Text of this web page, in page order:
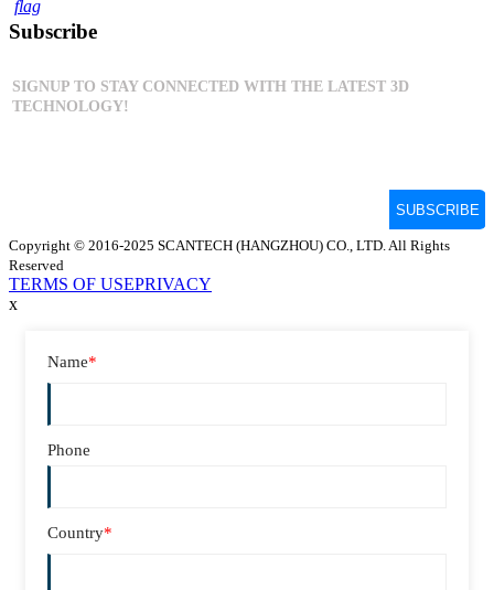
Subscribe
Copyright © 2016-2025 SCANTECH (HANGZHOU) CO., LTD. All Rights
Reserved
TERMS OF USEPRIVACY
x
Name*
Phone
Country*